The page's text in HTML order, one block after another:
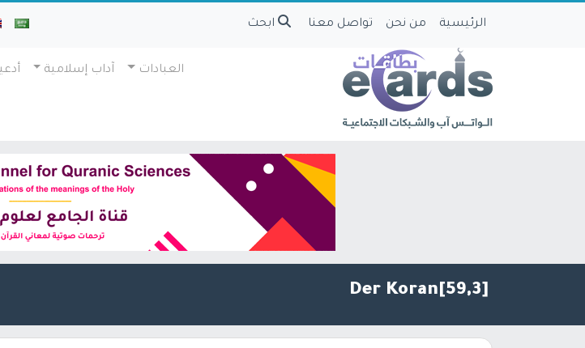
الرئيسية من نحن تواصل معنا ابحث
العبادات آداب إسلامية
[59,3]Der Koran